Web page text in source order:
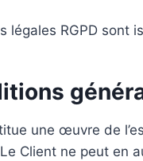
légales RGPD sont
une œuvre de
Client ne peut en